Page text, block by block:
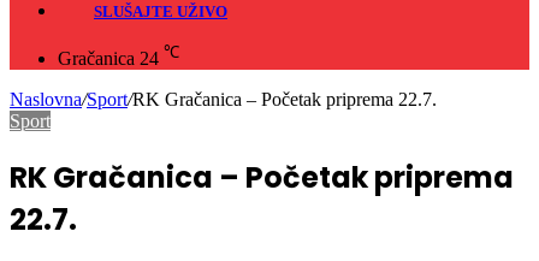
SLUŠAJTE UŽIVO
Gračanica 24 ℃
Naslovna/Sport/RK Gračanica – Početak priprema 22.7.
Sport
RK Gračanica – Početak priprema
22.7.